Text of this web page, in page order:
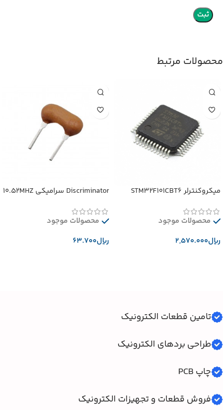
محصولات مرتبط
میکروکنترلر STM32F101CBT6
محصولات موجود
﷼
Discriminator سرامیکی 10.52MHZ
محصولات موجود
﷼
تامین قطعات الکترونیک
طراحی بردهای الکترونیک
چاپ PCB
فروش قطعات و تجهیزات الکترونیک